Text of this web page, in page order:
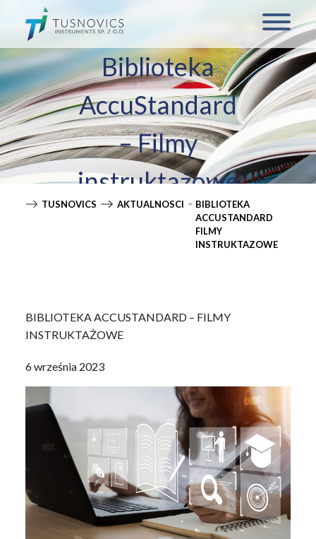
Biblioteka
AccuStandard
– Filmy
instruktażowe
TUSNOVICS AKTUALNOSCI
BIBLIOTEKA
ACCUSTANDARD
FILMY
INSTRUKTAZOWE
BIBLIOTEKA ACCUSTANDARD – FILMY
INSTRUKTAŻOWE
6 września 2023